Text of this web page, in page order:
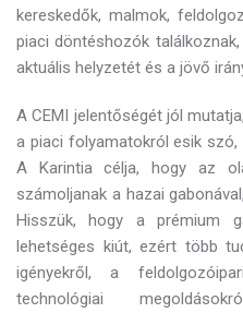
kereskedők, malmok,
piaci döntéshozók
aktuális helyzetét és a jövő
A CEMI jelentőségét jól
a piaci folyamatokról esik szó,
A Karintia célja, hogy az
számoljanak a hazai
Hisszük, hogy a prémium
lehetséges kiút, ezért több
igényekről, a
technológiai